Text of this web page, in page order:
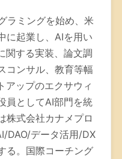
ラミングを始め、米
に起業し、AIを用い
関する実装、論文調
コンサル、教育等幅
アップのエクサウィ
員としてAI部門を統
株式会社カナメプロ
DAO/データ活用/DX
。 国際コーチング